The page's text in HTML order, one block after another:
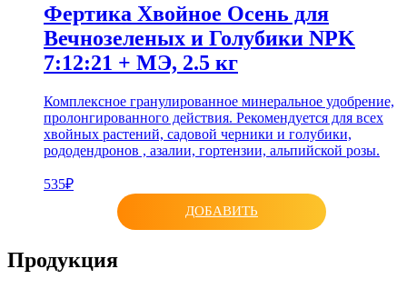
Фертика Хвойное Осень для
Вечнозеленых и Голубики NPK
7:12:21 + МЭ, 2.5 кг
Комплексное гранулированное минеральное удобрение,
пролонгированного действия. Рекомендуется для всех
хвойных растений, садовой черники и голубики,
рододендронов , азалии, гортензии, альпийской розы.
535₽
ДОБАВИТЬ
Продукция